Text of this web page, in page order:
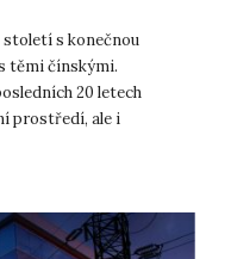
století s konečnou
těmi čínskými.
20 letech
prostředí, ale i